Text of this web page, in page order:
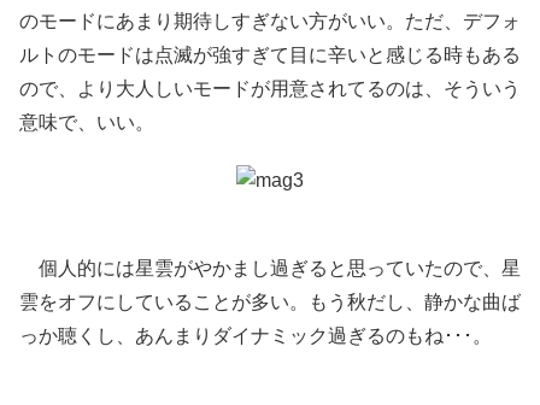
のモードにあまり期待しすぎない方がいい。ただ、デフォ
ルトのモードは点滅が強すぎて目に辛いと感じる時もある
ので、より大人しいモードが用意されてるのは、そういう
意味で、いい。
個人的には星雲がやかまし過ぎると思っていたので、星
雲をオフにしていることが多い。もう秋だし、静かな曲ば
っか聴くし、あんまりダイナミック過ぎるのもね･･･。